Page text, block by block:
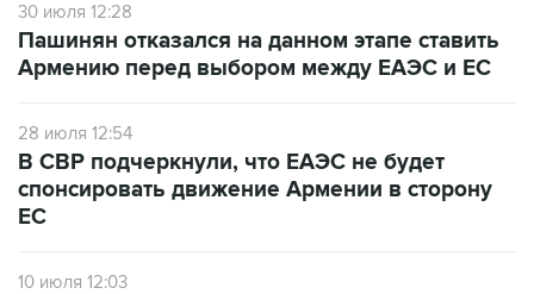
30 июля 12:28
Пашинян отказался на данном этапе ставить
Армению перед выбором между ЕАЭС и ЕС
28 июля 12:54
В СВР подчеркнули, что ЕАЭС не будет
спонсировать движение Армении в сторону
ЕС
10 июля 12:03